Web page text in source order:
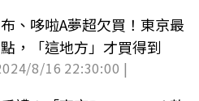
、哆啦A夢超欠買！東京最
，「這地方」才買得到
8/16 22:30:00 |